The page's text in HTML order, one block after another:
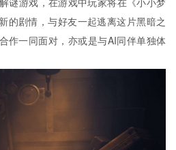
的剧情，与好友一起逃离这片黑暗之
作一同面对，亦或是与AI同伴单独体